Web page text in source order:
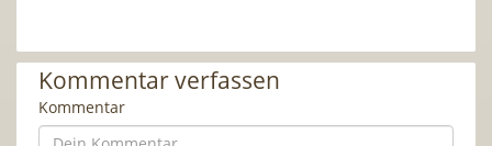
Kommentar verfassen
Kommentar